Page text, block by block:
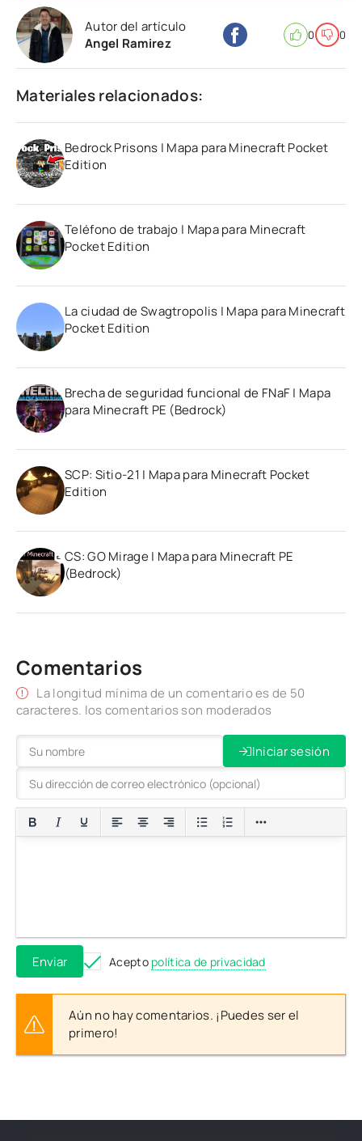
Autor del artículo
Angel Ramirez
0 0
Materiales relacionados:
Bedrock Prisons | Mapa para Minecraft Pocket
Edition
Teléfono de trabajo | Mapa para Minecraft
Pocket Edition
La ciudad de Swagtropolis | Mapa para Minecraft
Pocket Edition
Brecha de seguridad funcional de FNaF | Mapa
para Minecraft PE (Bedrock)
SCP: Sitio-21 | Mapa para Minecraft Pocket
Edition
CS: GO Mirage | Mapa para Minecraft PE
(Bedrock)
Comentarios
La longitud mínima de un comentario es de 50
caracteres. los comentarios son moderados
Iniciar sesión
Enviar Acepto política de privacidad
Aún no hay comentarios. ¡Puedes ser el
primero!